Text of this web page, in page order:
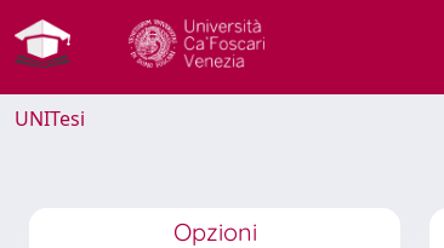
UNITesi
Opzioni